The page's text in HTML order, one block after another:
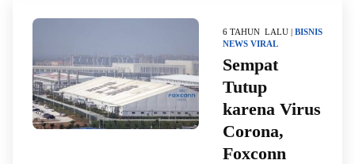
6 TAHUN LALU | BISNIS
NEWS VIRAL
Sempat
Tutup
karena Virus
Corona,
Foxconn